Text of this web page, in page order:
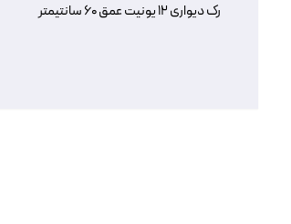
رک دیواری ۱۲ یونیت عمق ۶۰ سانتیمتر